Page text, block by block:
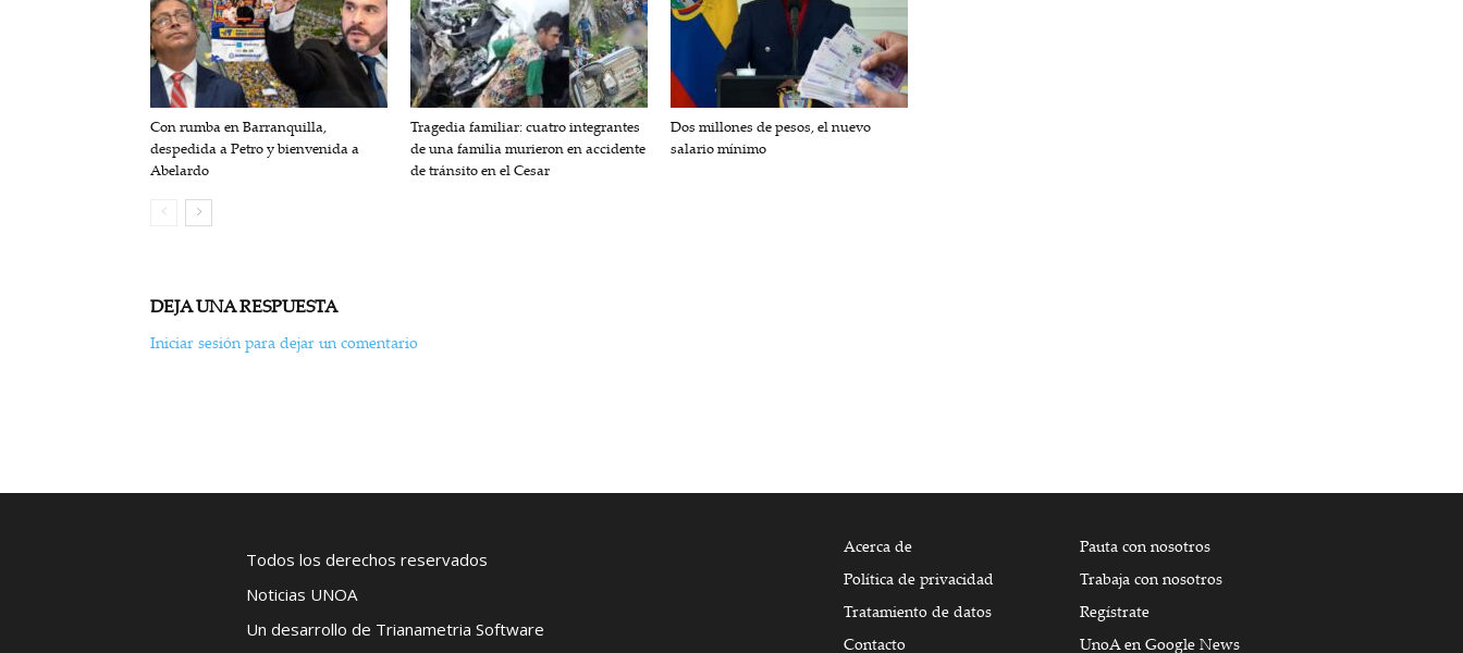
Con rumba en Barranquilla,
despedida a Petro y bienvenida a
Abelardo
Tragedia familiar: cuatro integrantes
de una familia murieron en accidente
de tránsito en el Cesar
Dos millones de pesos, el nuevo
salario mínimo
DEJA UNA RESPUESTA
Iniciar sesión para dejar un comentario
Todos los derechos reservados
Noticias UNOA
Un desarrollo de Trianametria Software
Acerca de
Política de privacidad
Tratamiento de datos
Contacto
Pauta con nosotros
Trabaja con nosotros
Regístrate
UnoA en Google News